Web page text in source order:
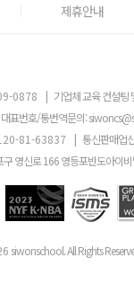
제휴안내
0878 | 기업체 교육 컨설팅
대표번호/통번역문의:
81-63837 | 통신판매업
구 영신로 166 영등포반도아이
siwonschool. All Rights